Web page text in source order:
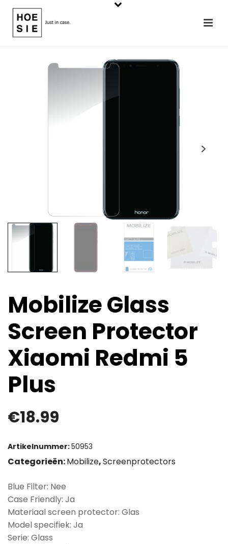
Mobilize Glass
Screen Protector
Xiaomi Redmi 5
Plus
€18.99
Artikelnummer:50953
Categorieën:Mobilize,Screenprotectors
Blue Filter: Nee
Case Friendly: Ja
Materiaal screen protector: Glas
Model specifiek: Ja
Serie: Glass